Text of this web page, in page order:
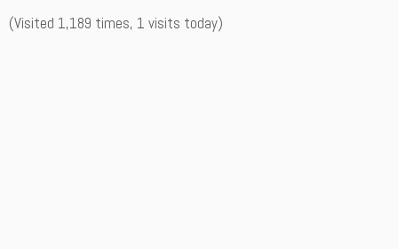
(Visited 1,189 times, 1 visits today)